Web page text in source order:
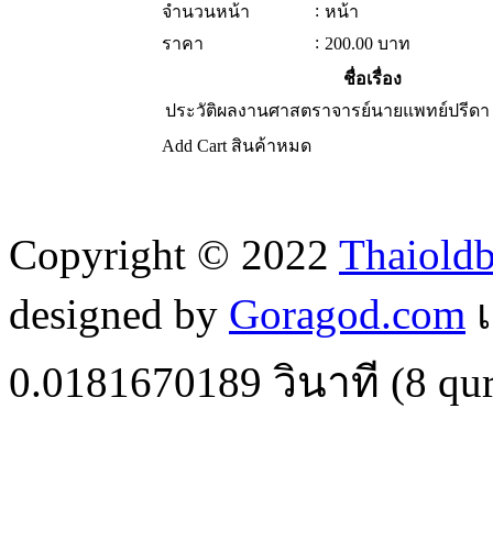
จำนวนหน้า
: หน้า
ราคา
: 200.00 บาท
ชื่อเรื่อง
ประวัติผลงานศาสตราจารย์นายแพทย์ปรีด
Add Cart สินค้าหมด
Copyright © 2022
designed by Goragod.com
0.0181670189 วินาที (8